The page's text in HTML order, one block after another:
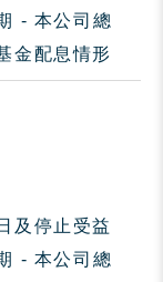
- 本公司總
金配息情形
及停止受益
- 本公司總